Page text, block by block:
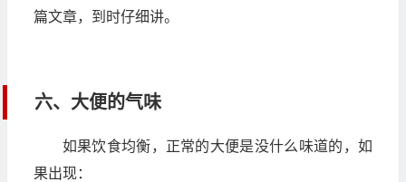
篇文章，到时仔细讲。
六、大便的气味
如果饮食均衡，正常的大便是没什么味道的，如
果出现：